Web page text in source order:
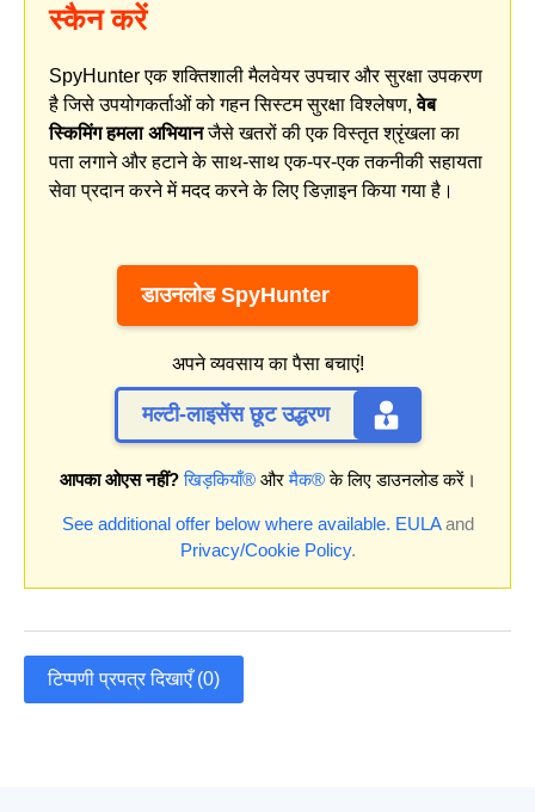
स्कैन करें
SpyHunter एक शक्तिशाली मैलवेयर उपचार और सुरक्षा उपकरण
है जिसे उपयोगकर्ताओं को गहन सिस्टम सुरक्षा विश्लेषण,वेब
स्किमिंग हमला अभियानजैसे खतरों की एक विस्तृत श्रृंखला का
पता लगाने और हटाने के साथ-साथ एक-पर-एक तकनीकी सहायता
सेवा प्रदान करने में मदद करने के लिए डिज़ाइन किया गया है।
डाउनलोड SpyHunter
अपने व्यवसाय का पैसा बचाएं!
मल्टी-लाइसेंस छूट उद्धरण
आपका ओएस नहीं? खिड़कियाँ®औरमैक®के लिए डाउनलोड करें।
See additional offer below where available. EULAand
Privacy/Cookie Policy.
टिप्पणी प्रपत्र दिखाएँ (0)